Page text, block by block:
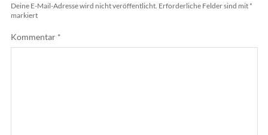
Deine E-Mail-Adresse wird nicht veröffentlicht. Erforderliche Felder sind mit *
markiert
Kommentar *